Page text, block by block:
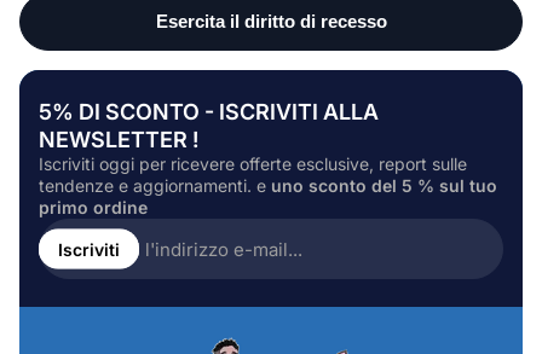
5% DI SCONTO - ISCRIVITI ALLA
NEWSLETTER !
Iscriviti oggi per ricevere offerte esclusive, report sulle
tendenze e aggiornamenti. e uno sconto del 5 % sul tuo
primo ordine
Inserire
l'indirizzo
e-
Iscriviti